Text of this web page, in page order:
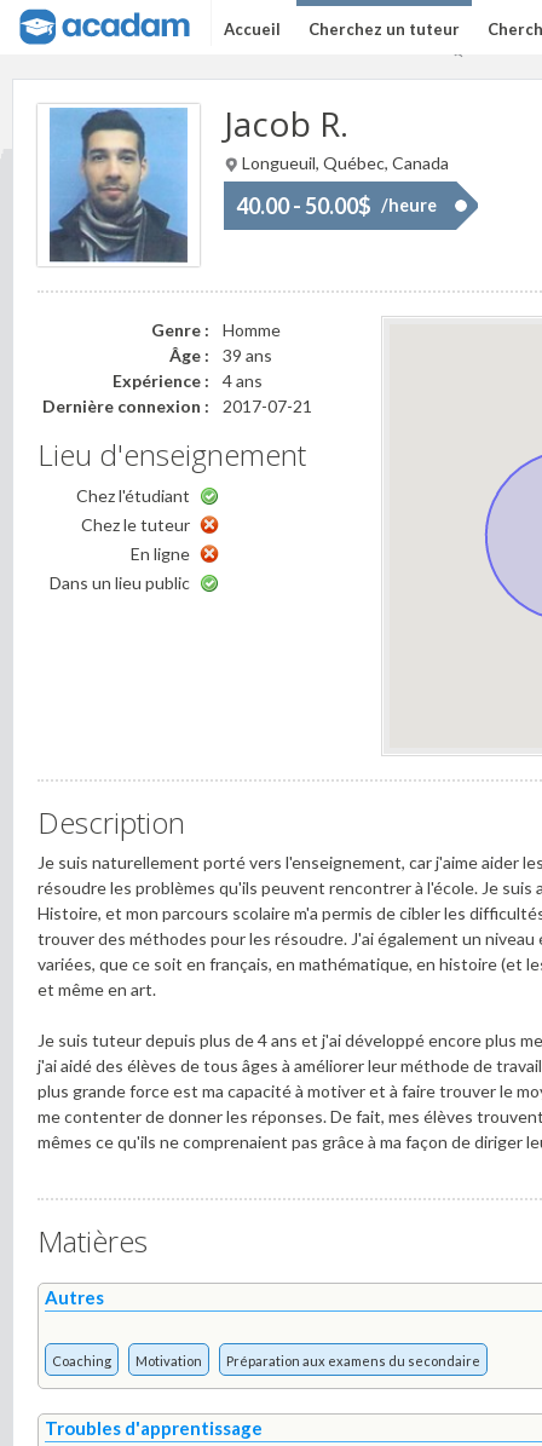
Accueil Cherchez un tuteur
Jacob R.
Longueuil, Québec, Canada
40.00 - 50.00$ /heure
Genre :
Homme
Âge :
39 ans
Expérience :
4 ans
Dernière connexion :
2017-07-21
Lieu d'enseignement
Chez l'étudiant
Chez le tuteur
En ligne
Dans un lieu public
Description
Je suis naturellement porté vers l'enseignement, car j'aime aider
résoudre les problèmes qu'ils peuvent rencontrer à l'école. Je suis
Histoire, et mon parcours scolaire m'a permis de cibler les
trouver des méthodes pour les résoudre. J'ai également un niveau
variées, que ce soit en français, en mathématique, en histoire (et
et même en art.
Je suis tuteur depuis plus de 4 ans et j'ai développé encore plus
j'ai aidé des élèves de tous âges à améliorer leur méthode de
plus grande force est ma capacité à motiver et à faire trouver le
me contenter de donner les réponses. De fait, mes élèves
mêmes ce qu'ils ne comprenaient pas grâce à ma façon de diriger
Matières
Autres
Coaching Motivation Préparation aux examens du secondaire
Troubles d'apprentissage